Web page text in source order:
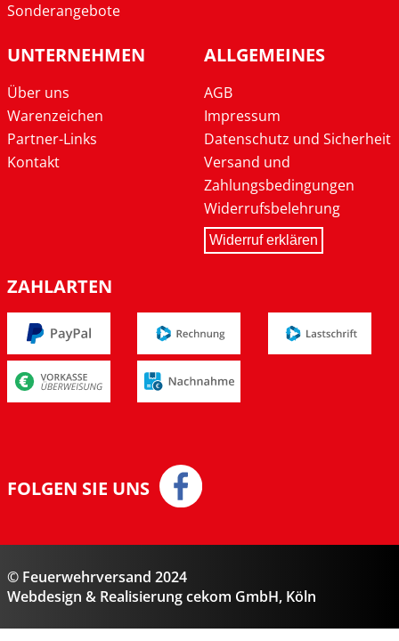
Sonderangebote
UNTERNEHMEN
Über uns
Warenzeichen
Partner-Links
Kontakt
ALLGEMEINES
AGB
Impressum
Datenschutz und Sicherheit
Versand und
Zahlungsbedingungen
Widerrufsbelehrung
Widerruf erklären
ZAHLARTEN
FOLGEN SIE UNS
© Feuerwehrversand 2024
Webdesign & Realisierungcekom GmbH, Köln